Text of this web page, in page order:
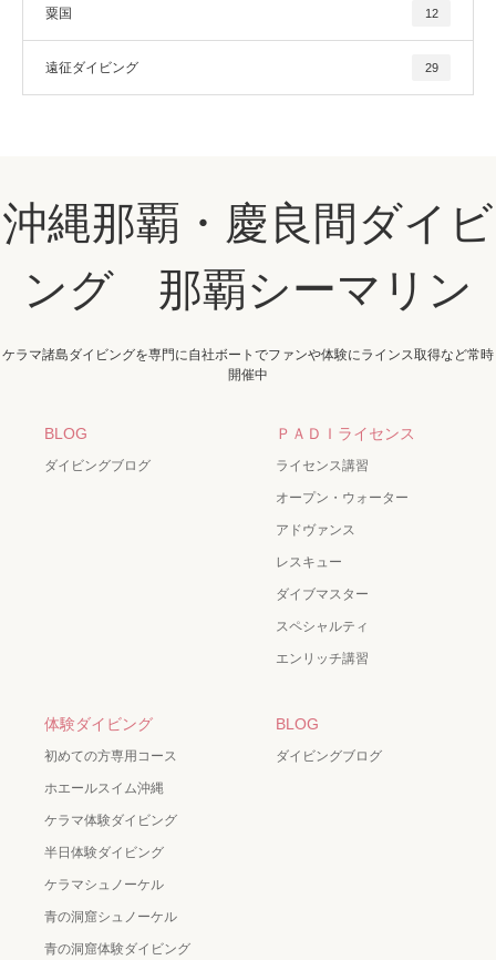
粟国 12
遠征ダイビング 29
沖縄那覇・慶良間ダイビ
ング 那覇シーマリン
ケラマ諸島ダイビングを専門に自社ボートでファンや体験にラインス取得など常時
開催中
BLOG
ダイビングブログ
ＰＡＤＩライセンス
ライセンス講習
オープン・ウォーター
アドヴァンス
レスキュー
ダイブマスター
スペシャルティ
エンリッチ講習
体験ダイビング
初めての方専用コース
ホエールスイム沖縄
ケラマ体験ダイビング
半日体験ダイビング
ケラマシュノーケル
青の洞窟シュノーケル
青の洞窟体験ダイビング
BLOG
ダイビングブログ